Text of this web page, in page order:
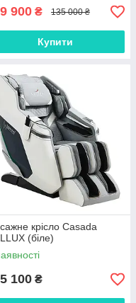
900 ₴ 135 000 ₴
Купити
крісло Casada
(біле)
100 ₴